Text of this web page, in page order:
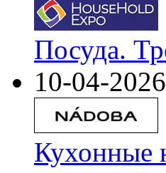
Посуда.
10-04-2026
Кухонные